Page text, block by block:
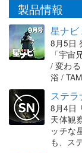
製品情報
星ナビ
8月5日
「宇宙
/ 変わ
浴 /
ステ
8月4日
天体観
ッチな
も、ス